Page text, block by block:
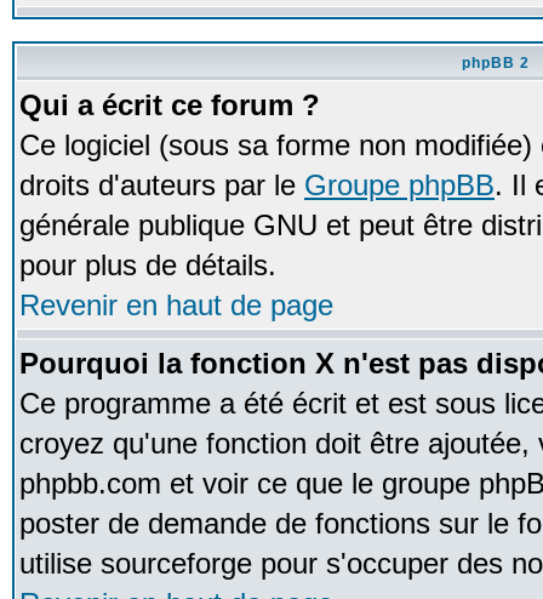
phpBB 2
Qui a écrit ce forum ?
Ce logiciel (sous sa forme non
droits d'auteurs par le Groupe phpBB. Il
générale publique GNU et peut être
pour plus de détails.
Revenir en haut de page
Pourquoi la fonction X n'est pas
Ce programme a été écrit et est sous
croyez qu'une fonction doit être
phpbb.com et voir ce que le groupe
poster de demande de fonctions sur le
utilise sourceforge pour s'occuper des